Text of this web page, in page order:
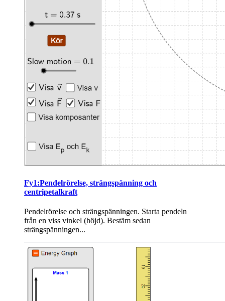
Fy1:Pendelrörelse, strängspänning och
centripetalkraft
Pendelrörelse och strängspänningen. Starta pendeln
från en viss vinkel (höjd). Bestäm sedan
strängspänningen...